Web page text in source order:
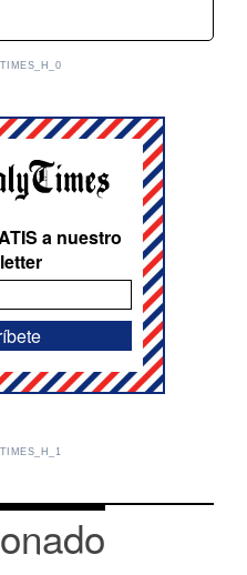
a nuestro